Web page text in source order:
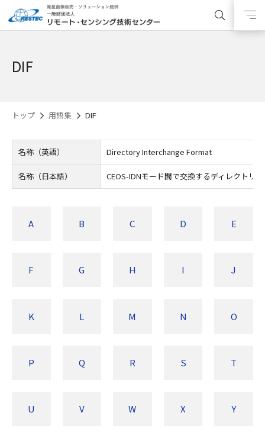
DIF
トップ 用語集 DIF
名称（英語） Directory Interchange Format
名称（日本語） CEOS-IDNモード間で交換するディレクトリ
A B C D E
F G H I J
K L M N O
P Q R S T
U V W X Y